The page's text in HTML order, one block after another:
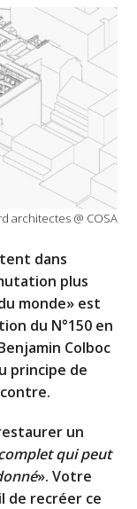
architectes @ COSA
dans
plus
monde» est
du N°150 en
Colboc
principe de
un
qui peut
». Votre
de recréer ce